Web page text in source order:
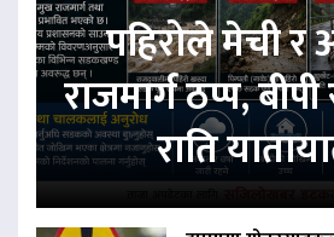
पहिरोले मेची र
राजमार्ग ठप्प,
राति